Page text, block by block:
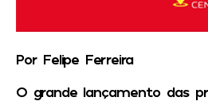
Por Felipe Ferreira
O grande lançamento das